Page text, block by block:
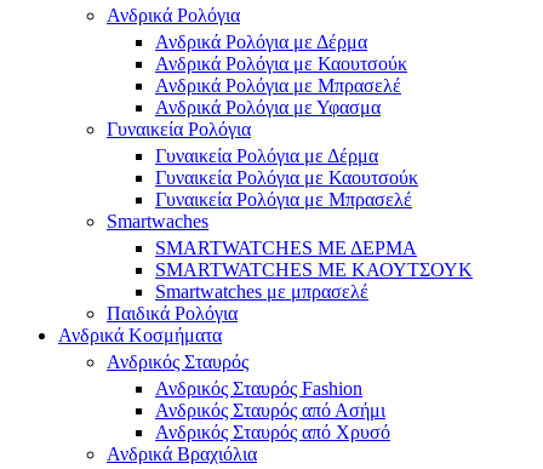
Ανδρικά Ρολόγια
Ανδρικά Ρολόγια με Δέρμα
Ανδρικά Ρολόγια με Καουτσούκ
Ανδρικά Ρολόγια με Μπρασελέ
Ανδρικά Ρολόγια με Υφασμα
Γυναικεία Ρολόγια
Γυναικεία Ρολόγια με Δέρμα
Γυναικεία Ρολόγια με Καουτσούκ
Γυναικεία Ρολόγια με Μπρασελέ
Smartwaches
SMARTWATCHES ΜΕ ΔΕΡΜΑ
SMARTWATCHES ΜΕ ΚΑΟΥΤΣΟΥΚ
Smartwatches με μπρασελέ
Παιδικά Ρολόγια
Ανδρικά Κοσμήματα
Ανδρικός Σταυρός
Ανδρικός Σταυρός Fashion
Ανδρικός Σταυρός από Ασήμι
Ανδρικός Σταυρός από Χρυσό
Ανδρικά Βραχιόλια